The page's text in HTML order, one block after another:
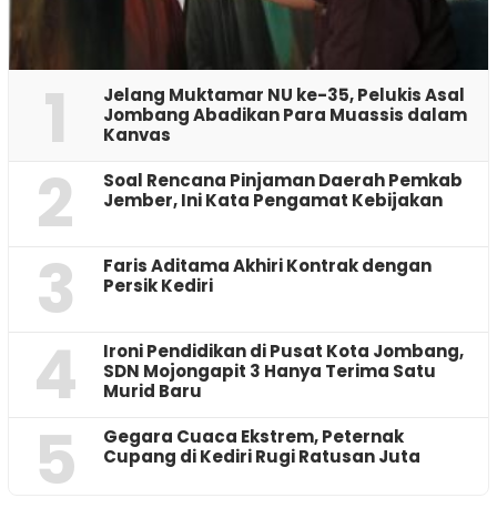
1
Jelang Muktamar NU ke-35, Pelukis Asal
Jombang Abadikan Para Muassis dalam
Kanvas
2
‎Soal Rencana Pinjaman Daerah Pemkab
Jember, Ini Kata Pengamat Kebijakan ‎
3
Faris Aditama Akhiri Kontrak dengan
Persik Kediri
4
Ironi Pendidikan di Pusat Kota Jombang,
SDN Mojongapit 3 Hanya Terima Satu
Murid Baru
5
‎Gegara Cuaca Ekstrem, Peternak
Cupang di Kediri Rugi Ratusan Juta